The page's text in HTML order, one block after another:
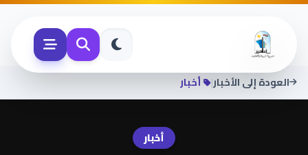
العودة إلى الأخبار| أخبار
أخبار